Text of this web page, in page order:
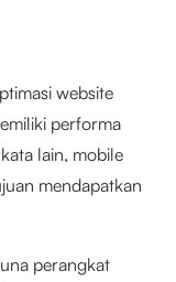
website
performa
lain, mobile
mendapatkan
perangkat